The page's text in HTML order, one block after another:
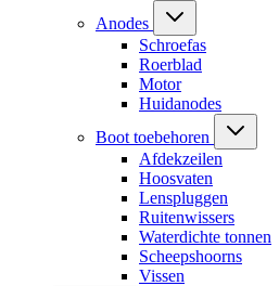
Anodes
Schroefas
Roerblad
Motor
Huidanodes
Boot toebehoren
Afdekzeilen
Hoosvaten
Lenspluggen
Ruitenwissers
Waterdichte tonnen
Scheepshoorns
Vissen